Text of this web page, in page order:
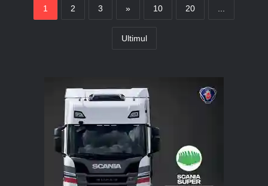
1 2 3 » 10 20
Ultimul